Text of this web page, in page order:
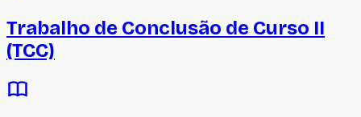
Trabalho de Conclusão de Curso II
(TCC)